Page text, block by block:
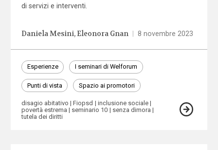
di servizi e interventi.
Daniela Mesini Eleonora Gnan 8 novembre 2023
Esperienze I seminari di Welforum
Punti di vista Spazio ai promotori
disagio abitativo Fiopsd
inclusione sociale
povertà estrema
seminario 10
senza dimora
tutela dei diritti